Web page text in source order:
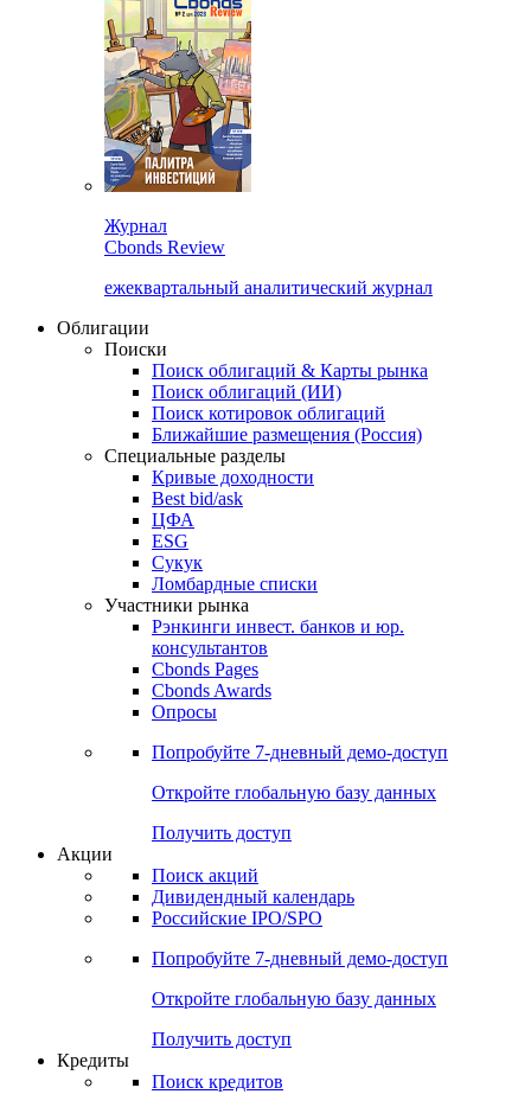
Журнал
Cbonds Review
ежеквартальный аналитический журнал
Облигации
Поиски
Поиск облигаций & Карты рынка
Поиск облигаций (ИИ)
Поиск котировок облигаций
Ближайшие размещения (Россия)
Специальные разделы
Кривые доходности
Best bid/ask
ЦФА
ESG
Сукук
Ломбардные списки
Участники рынка
Рэнкинги инвест. банков и юр.
консультантов
Cbonds Pages
Cbonds Awards
Опросы
Попробуйте 7-дневный демо-доступ
Откройте глобальную базу данных
Получить доступ
Акции
Поиск акций
Дивидендный календарь
Российские IPO/SPO
Попробуйте 7-дневный демо-доступ
Откройте глобальную базу данных
Получить доступ
Кредиты
Поиск кредитов